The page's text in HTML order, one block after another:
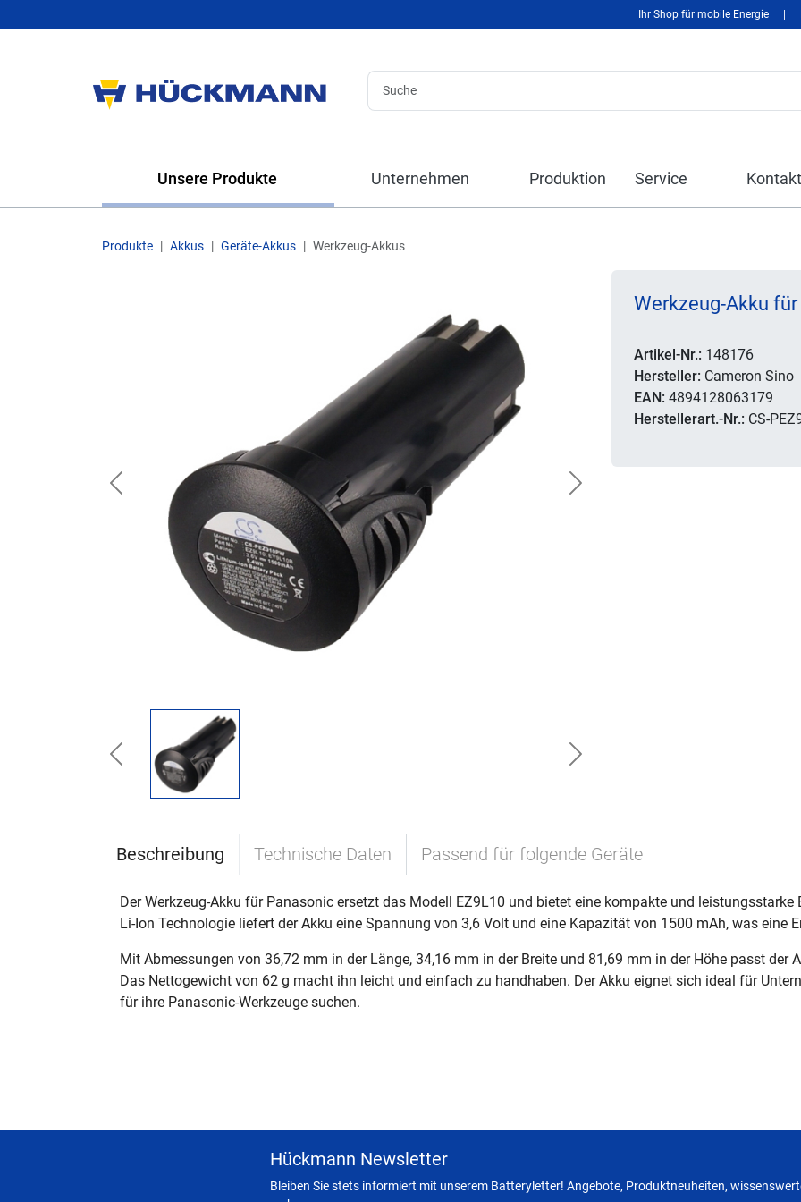
Ihr Shop für mobile Energie
Unsere Produkte Unternehmen Produktion Service Kontakt
Produkte Akkus Geräte-Akkus Werkzeug-Akkus
Previous Next
Previous Next
Werkzeug-Akku
Artikel-Nr.: 148176
Hersteller: Cameron Sino
EAN: 4894128063179
Herstellerart.-Nr.: CS-
Beschreibung Technische Daten Passend für folgende Geräte
Der Werkzeug-Akku für Panasonic ersetzt das Modell EZ9L10 und bietet eine kompakte und leistungsstarke
Li-Ion Technologie liefert der Akku eine Spannung von 3,6 Volt und eine Kapazität von 1500 mAh, was eine
Mit Abmessungen von 36,72 mm in der Länge, 34,16 mm in der Breite und 81,69 mm in der Höhe passt der
Das Nettogewicht von 62 g macht ihn leicht und einfach zu handhaben. Der Akku eignet sich ideal für
für ihre Panasonic-Werkzeuge suchen.
Hückmann Newsletter
Bleiben Sie stets informiert mit unserem Batteryletter! Angebote, Produktneuheiten,